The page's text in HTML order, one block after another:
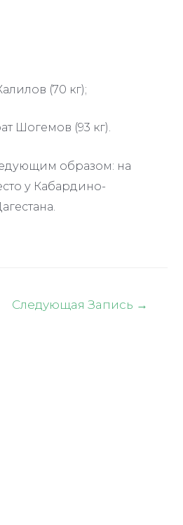
(70 кг);
Шогемов (93 кг).
образом: на
у Кабардино-
Следующая Запись →